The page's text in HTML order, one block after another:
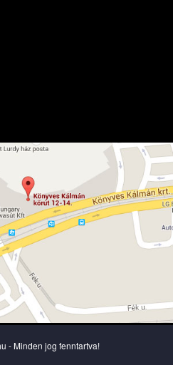
- Minden jog fenntartva!